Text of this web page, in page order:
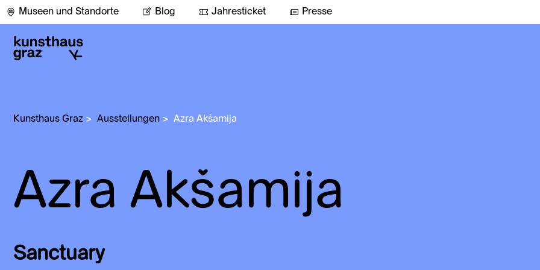
Museen und Standorte Blog Jahresticket Presse
Kunsthaus Graz > Ausstellungen > Azra Akšamija
Azra Akšamija
Sanctuary